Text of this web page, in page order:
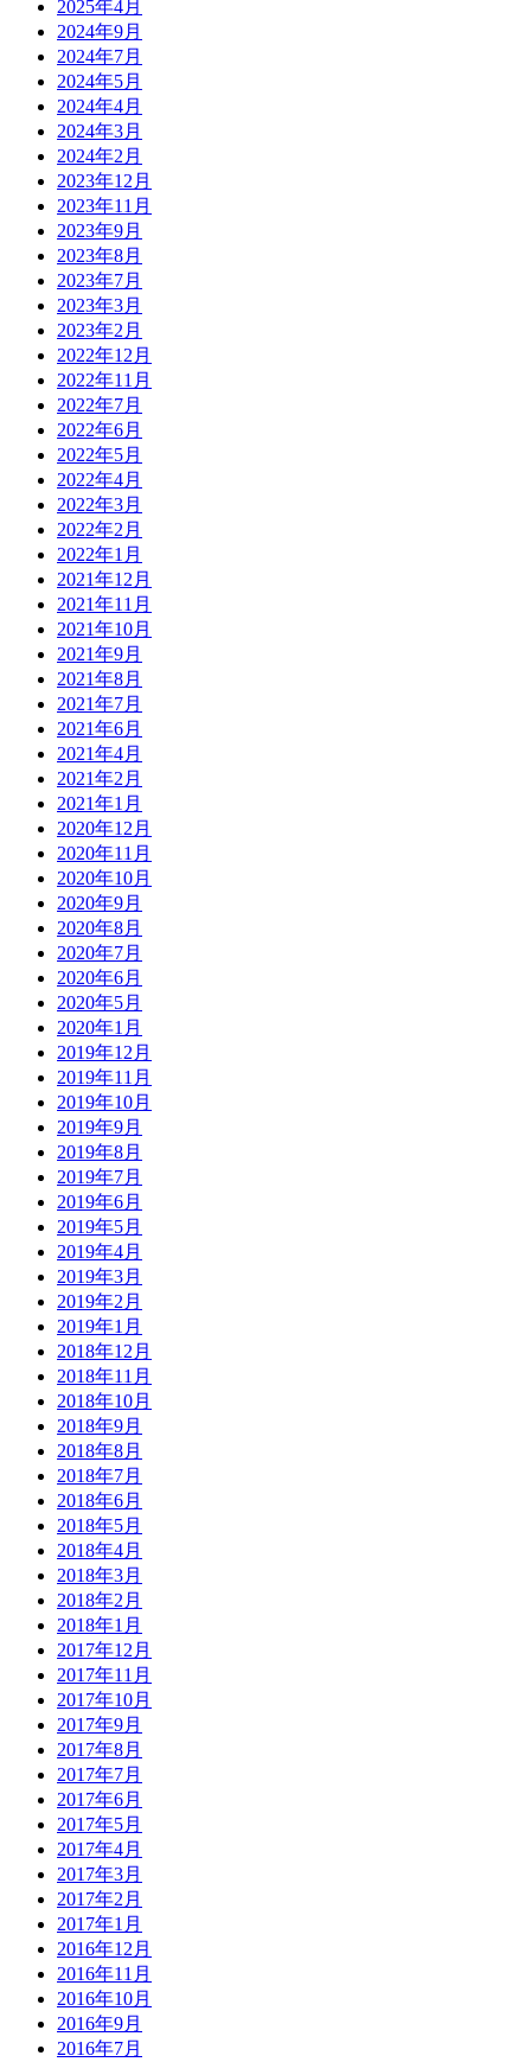
2025年4月
2024年9月
2024年7月
2024年5月
2024年4月
2024年3月
2024年2月
2023年12月
2023年11月
2023年9月
2023年8月
2023年7月
2023年3月
2023年2月
2022年12月
2022年11月
2022年7月
2022年6月
2022年5月
2022年4月
2022年3月
2022年2月
2022年1月
2021年12月
2021年11月
2021年10月
2021年9月
2021年8月
2021年7月
2021年6月
2021年4月
2021年2月
2021年1月
2020年12月
2020年11月
2020年10月
2020年9月
2020年8月
2020年7月
2020年6月
2020年5月
2020年1月
2019年12月
2019年11月
2019年10月
2019年9月
2019年8月
2019年7月
2019年6月
2019年5月
2019年4月
2019年3月
2019年2月
2019年1月
2018年12月
2018年11月
2018年10月
2018年9月
2018年8月
2018年7月
2018年6月
2018年5月
2018年4月
2018年3月
2018年2月
2018年1月
2017年12月
2017年11月
2017年10月
2017年9月
2017年8月
2017年7月
2017年6月
2017年5月
2017年4月
2017年3月
2017年2月
2017年1月
2016年12月
2016年11月
2016年10月
2016年9月
2016年7月